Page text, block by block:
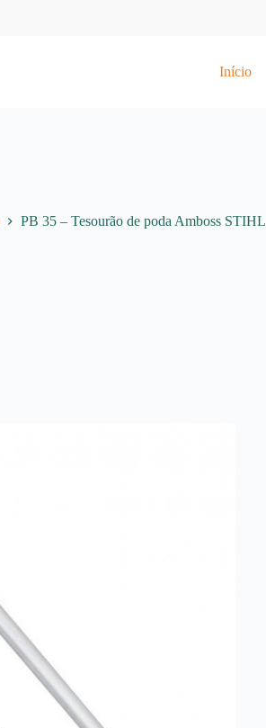
Início
PB 35 – Tesourão de poda Amboss STIHL